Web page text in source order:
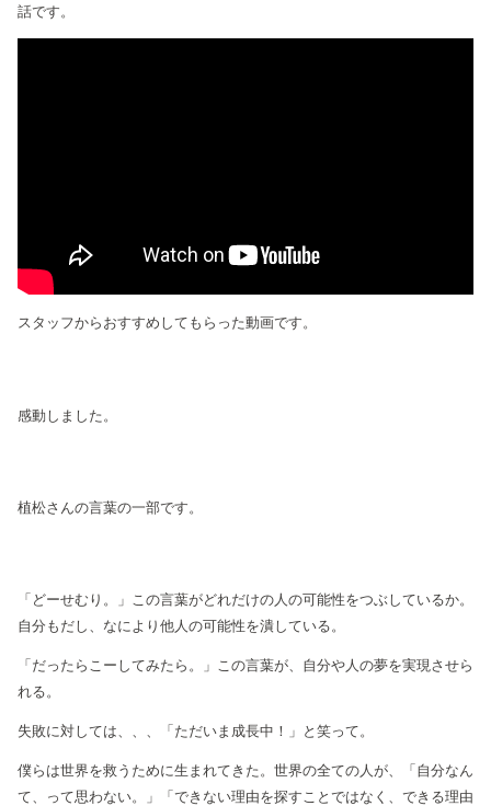
話です。
スタッフからおすすめしてもらった動画です。
感動しました。
植松さんの言葉の一部です。
「どーせむり。」この言葉がどれだけの人の可能性をつぶしているか。
自分もだし、なにより他人の可能性を潰している。
「だったらこーしてみたら。」この言葉が、自分や人の夢を実現させら
れる。
失敗に対しては、、、「ただいま成長中！」と笑って。
僕らは世界を救うために生まれてきた。世界の全ての人が、「自分なん
て、って思わない。」「できない理由を探すことではなく、できる理由